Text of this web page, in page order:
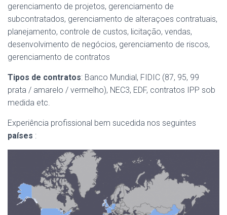
gerenciamento de projetos, gerenciamento de
subcontratados, gerenciamento de alteraçoes contratuais,
planejamento, controle de custos, licitação, vendas,
desenvolvimento de negócios, gerenciamento de riscos,
gerenciamento de contratos
Tipos de contratos: Banco Mundial, FIDIC (87, 95, 99
prata / amarelo / vermelho), NEC3, EDF, contratos IPP sob
medida etc.
Experiência profissional bem sucedida nos seguintes
países :